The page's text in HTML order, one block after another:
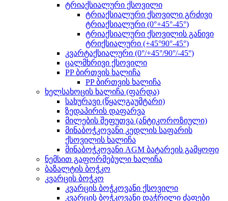
ტრიაქსიალური ქსოვილი
ტრიაქსიალური ქსოვილი გრძივი
ტრიაქსიალური (0°+45°-45°)
ტრიაქსიალური ქსოვილის განივი
ტრიქსიალური (+45°90°-45°)
კვარტაქსიალური (0°/+45°/90°/-45°)
ცალმხრივი ქსოვილი
PP ბირთვის ხალიჩა
PP ბირთვის ხალიჩა
ხელსახოცის ხალიჩა (ფარდა)
სახურავი (წყალგაუმტარი)
ზედაპირის დაფარვა
მილების შეფუთვა (ანტიკოროზიული)
მინაბოჭკოვანი კედლის საფარის
ქსოვილის ხალიჩა
მინაბოჭკოვანი AGM ბატარეის გამყოფი
ნემსით გაფორმებული ხალიჩა
ბაზალტის ბოჭკო
კვარცის ბოჭკო
კვარცის ბოჭკოვანი ქსოვილი
კვარცის ბოჭკოვანი დაჭრილი ძაფები